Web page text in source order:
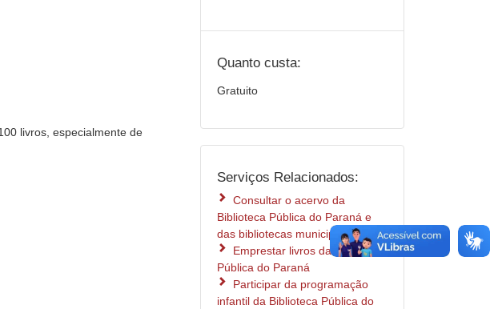
livros, especialmente de
Quanto custa:
Gratuito
Serviços Relacionados:
Consultar o acervo da
Biblioteca Pública do Paraná e
das bibliotecas municipais
Emprestar livros da Biblioteca
Pública do Paraná
Participar da programação
infantil da Biblioteca Pública do